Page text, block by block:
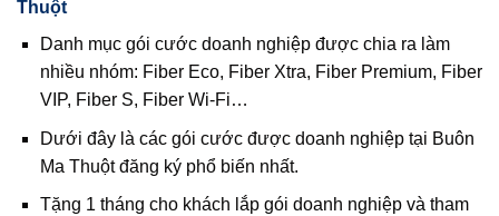
Thuột
Danh mục gói cước doanh nghiệp được chia ra làm
nhiều nhóm: Fiber Eco, Fiber Xtra, Fiber Premium, Fiber
VIP, Fiber S, Fiber Wi‑Fi…
Dưới đây là các gói cước được doanh nghiệp tại Buôn
Ma Thuột đăng ký phổ biến nhất.
Tặng 1 tháng cho khách lắp gói doanh nghiệp và tham